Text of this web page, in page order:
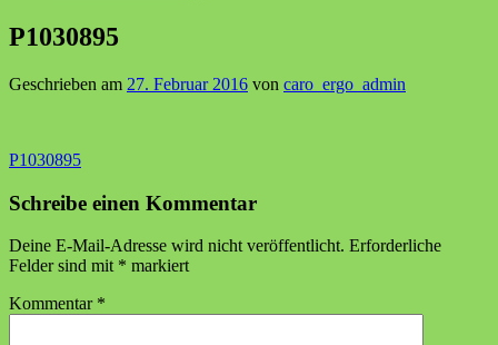
P1030895
Geschrieben am 27. Februar 2016 von caro_ergo_admin
Beitragsnavigation
P1030895
Schreibe einen Kommentar
Deine E-Mail-Adresse wird nicht veröffentlicht. Erforderliche
Felder sind mit * markiert
Kommentar *